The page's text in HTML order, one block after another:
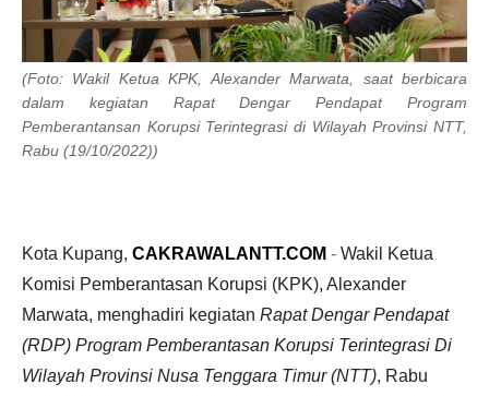
(Foto: Wakil Ketua KPK, Alexander Marwata, saat berbicara
dalam kegiatan Rapat Dengar Pendapat Program
Pemberantansan Korupsi Terintegrasi di Wilayah Provinsi NTT,
Rabu (19/10/2022))
Kota Kupang, CAKRAWALANTT.COM - Wakil Ketua
Komisi Pemberantasan Korupsi (KPK), Alexander
Marwata, menghadiri kegiatan Rapat Dengar Pendapat
(RDP) Program Pemberantasan Korupsi Terintegrasi Di
Wilayah Provinsi Nusa Tenggara Timur (NTT), Rabu